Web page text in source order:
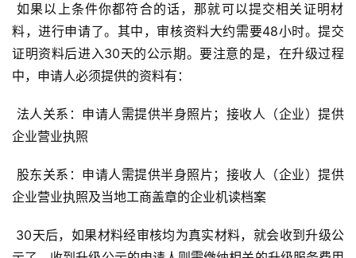
问
答
社
区
如果以上条件你都符合的话，那就可以提交相关证明材
料，进行申请了。其中，审核资料大约需要48小时。提交
证明资料后进入30天的公示期。要注意的是，在升级过程
中，申请人必须提供的资料有：
企业营业执照
企业营业执照及当地工商盖章的企业机读档案